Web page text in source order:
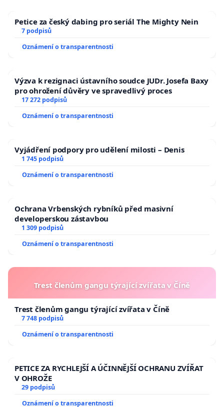
Petice za český dabing pro seriál The Mighty Nein
7 podpisů
Oznámení o transparentnosti
Výzva k rezignaci ústavního soudce JUDr. Josefa Baxy
pro ohrožení důvěry ve spravedlivý proces
17 272 podpisů
Oznámení o transparentnosti
Vyjádření podpory pro udělení milosti – Denis
1 745 podpisů
Oznámení o transparentnosti
Ochrana Vrbenských rybníků před masivní
developerskou zástavbou
1 309 podpisů
Oznámení o transparentnosti
Trest členům gangu týrající zvířata v Číně
Trest členům gangu týrající zvířata v Číně
7 748 podpisů
Oznámení o transparentnosti
PETICE ZA RYCHLEJŠÍ A ÚČINNĚJŠÍ OCHRANU ZVÍŘAT
V OHROŽE
29 podpisů
Oznámení o transparentnosti